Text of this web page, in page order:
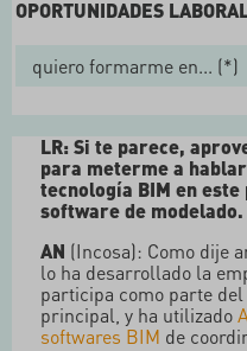
OPORTUNIDADES
LR: Si te parece,
para meterme a
tecnología BIM en
software de
AN (Incosa): Como dije
lo ha desarrollado la
participa como parte
principal, y ha utilizado
softwares BIM de